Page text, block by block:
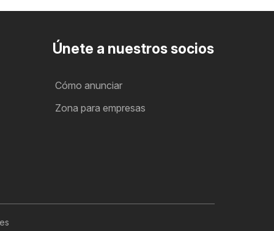
Únete a nuestros socios
Cómo anunciar
Zona para empresas